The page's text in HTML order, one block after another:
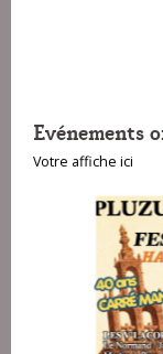
Evénements
Votre affiche ici